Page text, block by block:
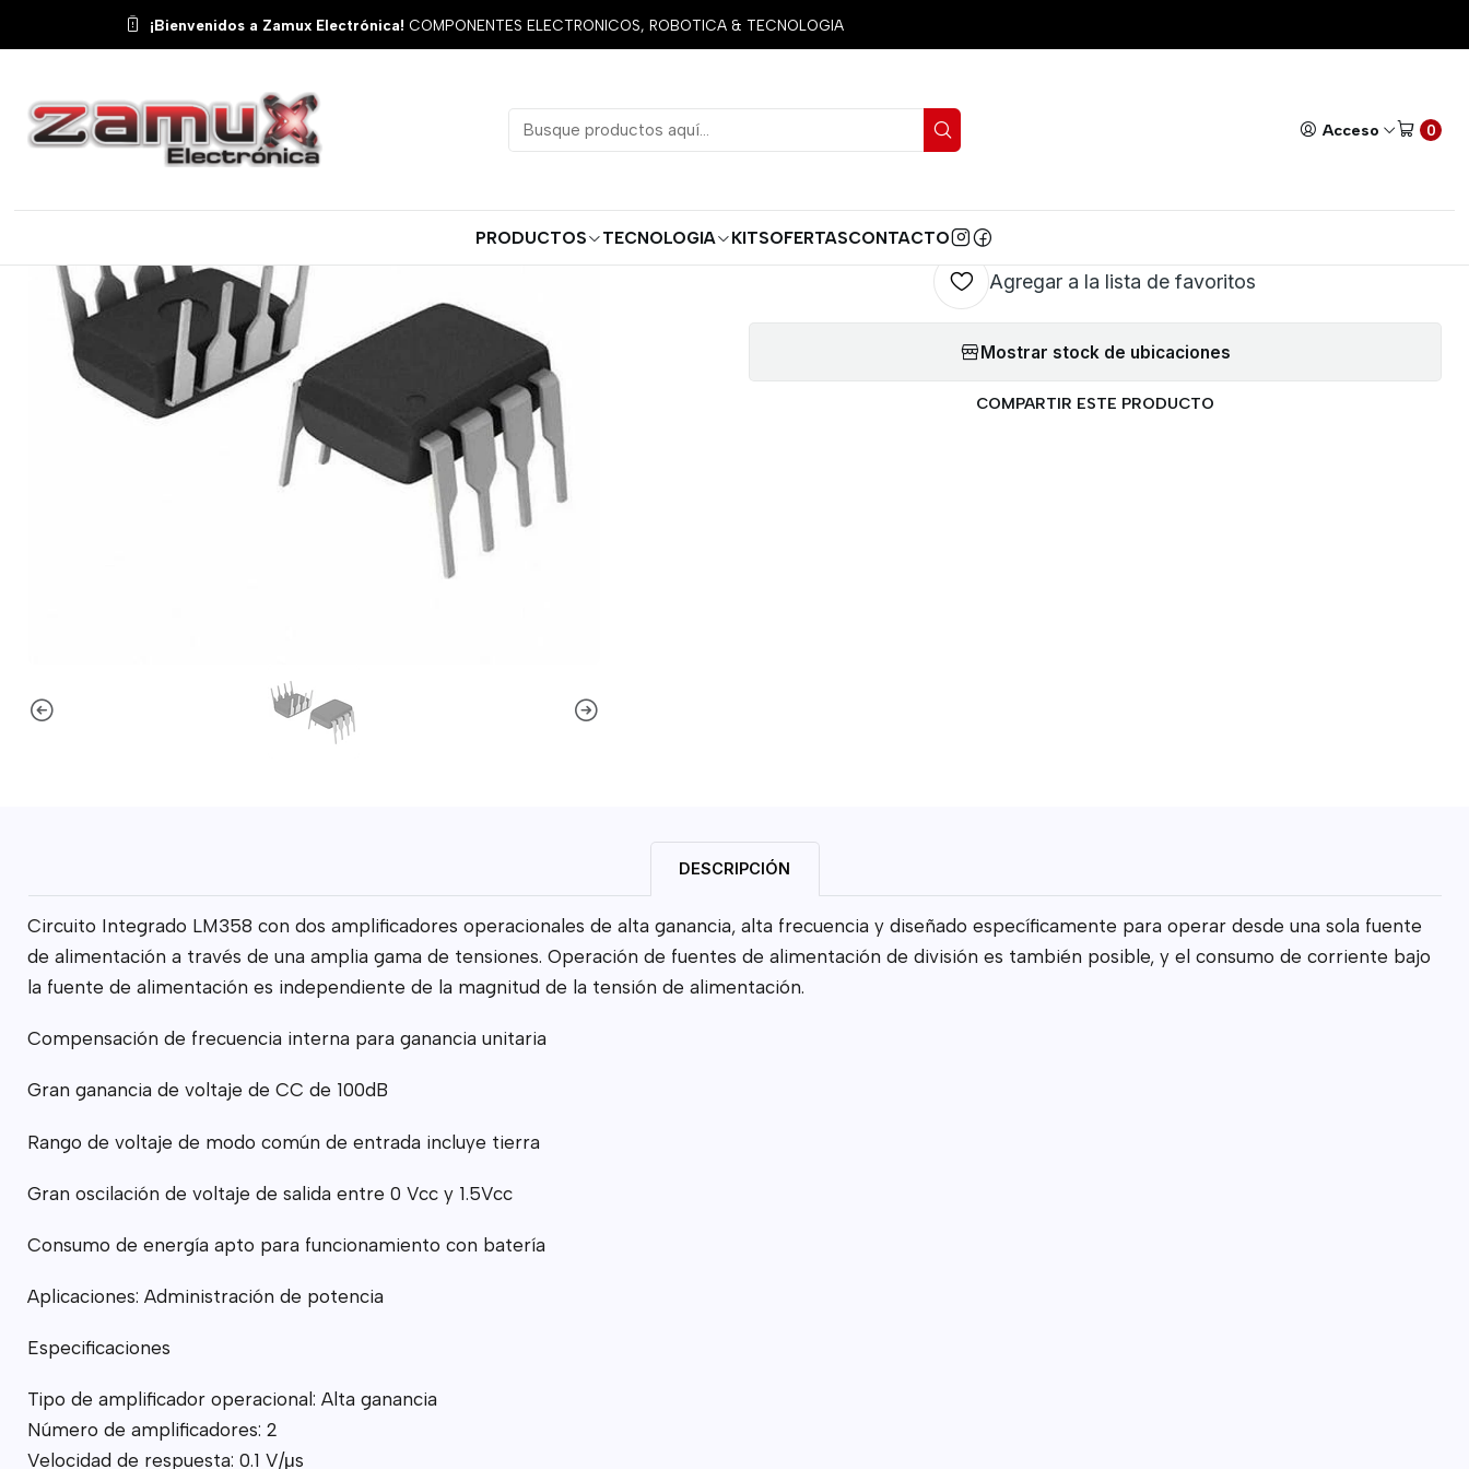
Acceso 0
PRODUCTOS TECNOLOGIA KITSOFERTASCONTACTO
¡Bienvenidos a Zamux Electrónica! COMPONENTES ELECTRONICOS, ROBOTICA & TECNOLOGIA
Inicio Productos Semiconductores Circuitos Integrados Serie Lm LM358 (2) AMPLIFICADOR OPERACIONAL SIN FUENTE DUAL
LM358 (2) AMPLIFICADOR
OPERACIONAL SIN FUENTE DUAL
Cantidad
AGREGAR AL CARRITO COMPRAR AHORA
Agregar a la lista de favoritos
Mostrar stock de ubicaciones
COMPARTIR ESTE PRODUCTO
DESCRIPCIÓN
Circuito Integrado LM358 con dos amplificadores operacionales de alta ganancia, alta frecuencia y diseñado específicamente para operar desde una sola fuente
de alimentación a través de una amplia gama de tensiones. Operación de fuentes de alimentación de división es también posible, y el consumo de corriente bajo
la fuente de alimentación es independiente de la magnitud de la tensión de alimentación.
Compensación de frecuencia interna para ganancia unitaria
Gran ganancia de voltaje de CC de 100dB
Rango de voltaje de modo común de entrada incluye tierra
Gran oscilación de voltaje de salida entre 0 Vcc y 1.5Vcc
Consumo de energía apto para funcionamiento con batería
Aplicaciones: Administración de potencia
Especificaciones
Tipo de amplificador operacional: Alta ganancia
Número de amplificadores: 2
Velocidad de respuesta: 0.1 V/μs